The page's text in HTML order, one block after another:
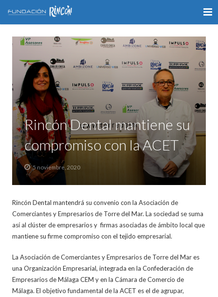
INICIO
LA FUNDACIÓN
APOYO AL DEPORTE
GALERÍA
VÍDEOS
COLABORA
CONTACTO
Rincón Dental mantiene su
compromiso con la ACET
5 noviembre, 2020
Rincón Dental mantendrá su convenio con la Asociación de
Comerciantes y Empresarios de Torre del Mar. La sociedad se suma
así al clúster de empresarios y firmas asociadas de ámbito local que
mantiene su firme compromiso con el tejido empresarial.
La Asociación de Comerciantes y Empresarios de Torre del Mar es
una Organización Empresarial, integrada en la Confederación de
Empresarios de Málaga CEM y en la Cámara de Comercio de
Málaga. El objetivo fundamental de la ACET es el de agrupar,